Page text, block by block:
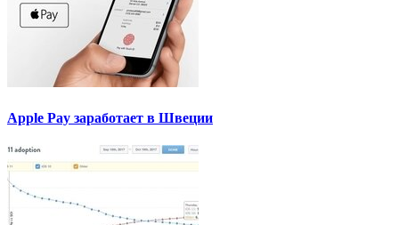
Apple Pay заработает в Швеции